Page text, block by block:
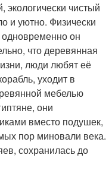
чистый
и уютно. Физически
он
что деревянная
люди любят её
уходит в
мебелью
они
вместо подушек,
пор миновали века.
сохранилась до